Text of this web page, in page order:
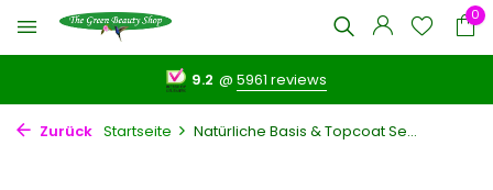
0
9.2 @5961 reviews
Zurück Startseite Natürliche Basis & Topcoat Se...